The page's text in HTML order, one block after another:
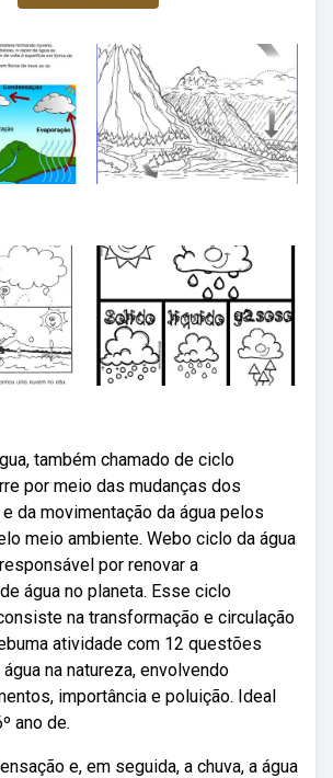
também chamado de ciclo
por meio das mudanças dos
da movimentação da água pelos
meio ambiente. Webo ciclo da água
por renovar a
água no planeta. Esse ciclo
na transformação e circulação
atividade com 12 questões
na natureza, envolvendo
importância e poluição. Ideal
ano de.
e, em seguida, a chuva, a água